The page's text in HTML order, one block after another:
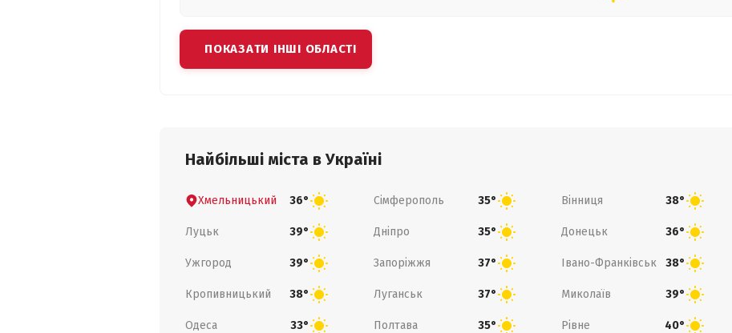
ПОКАЗАТИ ІНШІ ОБЛАСТІ
Найбільші міста в Україні
Хмельницький 36° Сімферополь 35° Вінниця 38°
Луцьк 39° Дніпро 35° Донецьк 36°
Ужгород 39° Запоріжжя 37° Івано-Франківськ 38°
Кропивницький 38° Луганськ 37° Миколаїв 39°
Одеса 33° Полтава 35° Рівне 40°